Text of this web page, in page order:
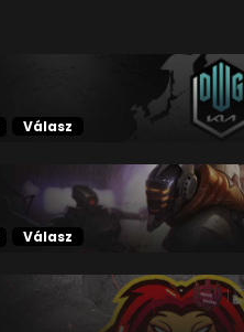
Válasz
Válasz